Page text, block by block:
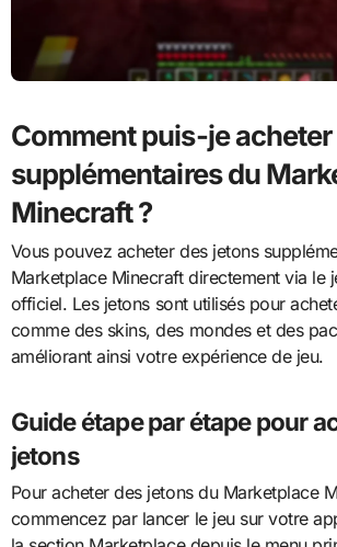
Comment puis-je
supplémentaires du
Minecraft ?
Vous pouvez acheter des jetons
Marketplace Minecraft directement via le
officiel. Les jetons sont utilisés pour
comme des skins, des mondes et des
améliorant ainsi votre expérience de jeu.
Guide étape par étape pour
jetons
Pour acheter des jetons du Marketplace
commencez par lancer le jeu sur votre